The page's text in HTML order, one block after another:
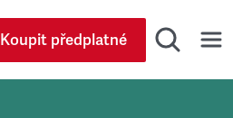
Koupit předplatné